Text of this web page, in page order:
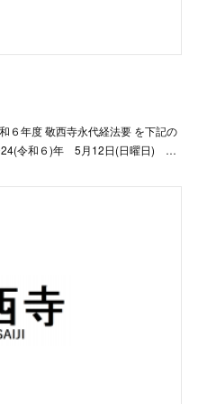
年度 敬西寺永代経法要 を下記の
令和６)年 5月12日(日曜日) …